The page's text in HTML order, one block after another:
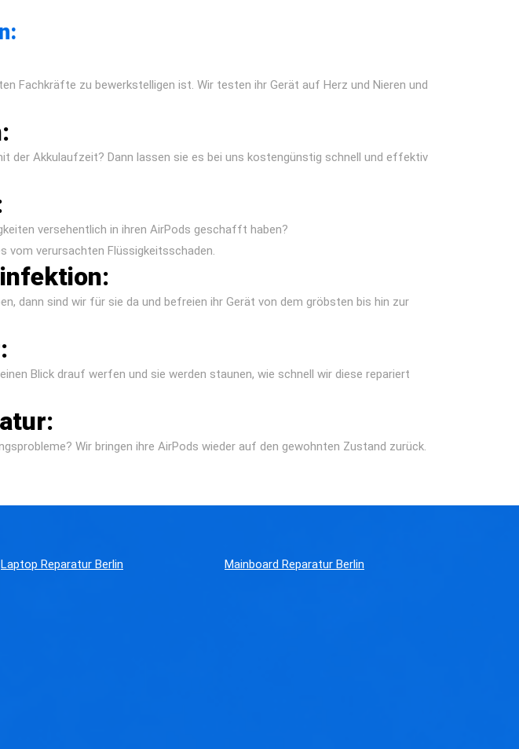
Fachkräfte zu bewerkstelligen ist. Wir testen ihr Gerät auf Herz und Nieren und
der Akkulaufzeit? Dann lassen sie es bei uns kostengünstig schnell und effektiv
versehentlich in ihren AirPods geschafft haben?
vom verursachten Flüssigkeitsschaden.
dann sind wir für sie da und befreien ihr Gerät von dem gröbsten bis hin zur
Blick drauf werfen und sie werden staunen, wie schnell wir diese repariert
Wir bringen ihre AirPods wieder auf den gewohnten Zustand zurück.
Laptop Reparatur Berlin Mainboard Reparatur Berlin